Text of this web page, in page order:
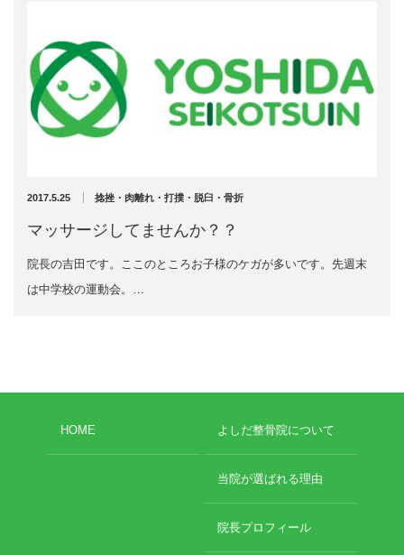
2017.5.25 捻挫・肉離れ・打撲・脱臼・骨折
マッサージしてませんか？？
院長の吉田です。ここのところお子様のケガが多いです。先週末
は中学校の運動会。…
HOME よしだ整骨院について
当院が選ばれる理由
院長プロフィール
2019年1月
2018年12月
2018年11月
2018年10月
2018年9月
2018年6月
2018年4月
2018年3月
2018年2月
2017年9月
2017年7月
2017年6月